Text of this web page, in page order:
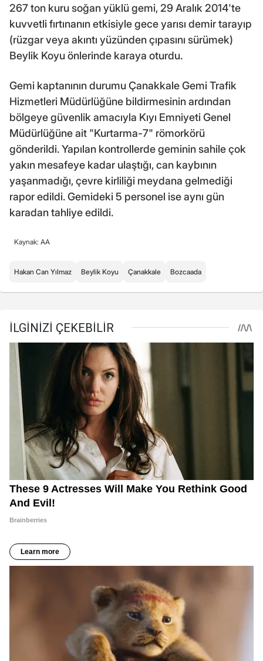
267 ton kuru soğan yüklü gemi, 29 Aralık 2014'te
kuvvetli fırtınanın etkisiyle gece yarısı demir tarayıp
(rüzgar veya akıntı yüzünden çıpasını sürümek)
Beylik Koyu önlerinde karaya oturdu.
Gemi kaptanının durumu Çanakkale Gemi Trafik
Hizmetleri Müdürlüğüne bildirmesinin ardından
bölgeye güvenlik amacıyla Kıyı Emniyeti Genel
Müdürlüğüne ait "Kurtarma-7" römorkörü
gönderildi. Yapılan kontrollerde geminin sahile çok
yakın mesafeye kadar ulaştığı, can kaybının
yaşanmadığı, çevre kirliliği meydana gelmediği
rapor edildi. Gemideki 5 personel ise aynı gün
karadan tahliye edildi.
Kaynak: AA
Hakan Can Yılmaz Beylik Koyu Çanakkale Bozcaada